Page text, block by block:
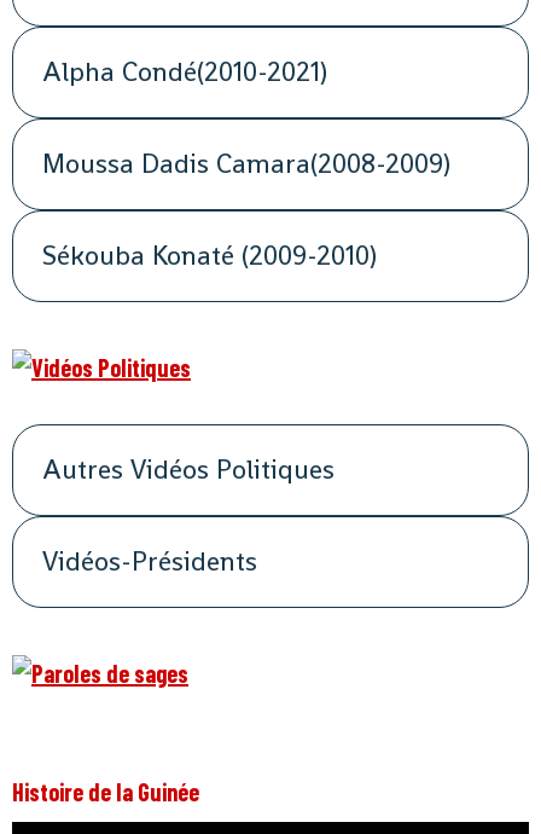
Alpha Condé(2010-2021)
Moussa Dadis Camara(2008-2009)
Sékouba Konaté (2009-2010)
Autres Vidéos Politiques
Vidéos-Présidents
Histoire de la Guinée